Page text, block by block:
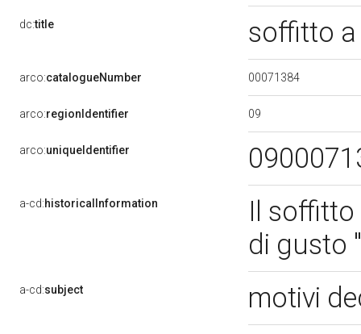
dc:title soffitto
arco:catalogueNumber 00071384
arco:regionIdentifier 09
arco:uniqueIdentifier
a-cd:historicalInformation
Il
di gusto
a-cd:subject motivi